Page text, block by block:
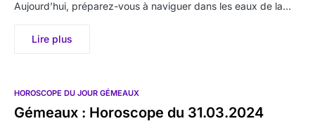
Aujourd’hui, préparez-vous à naviguer dans les eaux de la…
Lire plus
HOROSCOPE DU JOUR GÉMEAUX
Gémeaux : Horoscope du 31.03.2024